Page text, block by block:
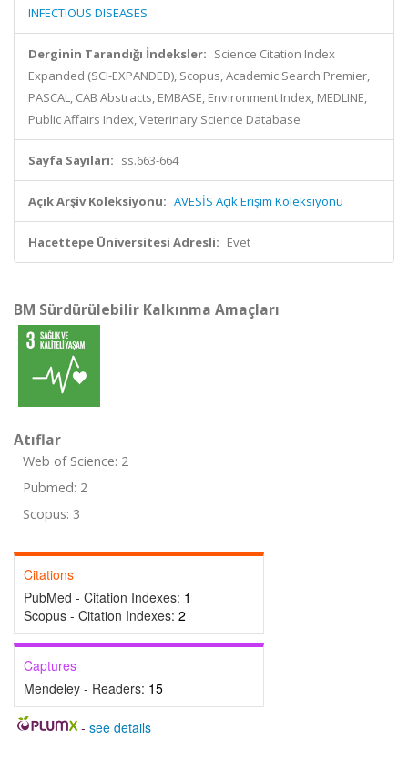
INFECTIOUS DISEASES
Derginin Tarandığı İndeksler: Science Citation Index
Expanded (SCI-EXPANDED), Scopus, Academic Search Premier,
PASCAL, CAB Abstracts, EMBASE, Environment Index, MEDLINE,
Public Affairs Index, Veterinary Science Database
Sayfa Sayıları: ss.663-664
Açık Arşiv Koleksiyonu: AVESİS Açık Erişim Koleksiyonu
Hacettepe Üniversitesi Adresli: Evet
BM Sürdürülebilir Kalkınma Amaçları
Atıflar
Web of Science: 2
Pubmed: 2
Scopus: 3
Citations
PubMed - Citation Indexes: 1
Scopus - Citation Indexes: 2
Captures
Mendeley - Readers: 15
- see details